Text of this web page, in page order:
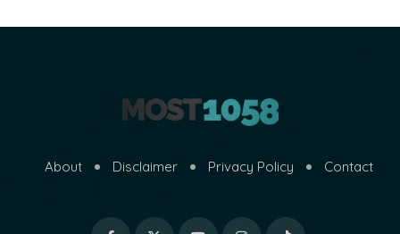
About Disclaimer Privacy Policy Contact